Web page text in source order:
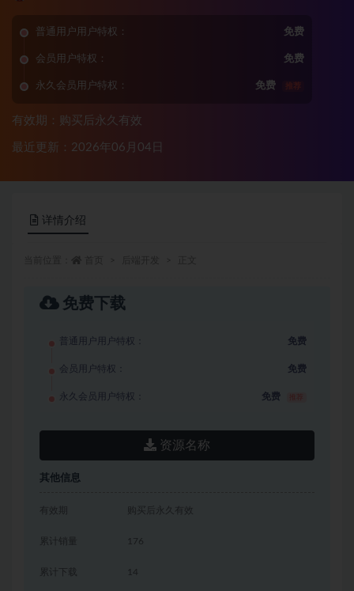
普通用户用户特权： 免费
会员用户特权： 免费
永久会员用户特权： 免费 推荐
有效期：购买后永久有效
最近更新：2026年06月04日
详情介绍
免费下载
普通用户用户特权： 免费
会员用户特权： 免费
永久会员用户特权： 免费
资源名称
其他信息
有效期 购买后永久有效
累计销量 176
累计下载 14